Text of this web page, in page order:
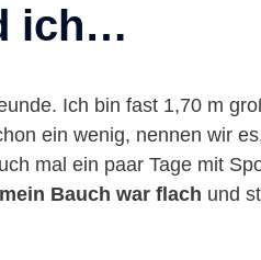
ich…
Ich bin fast 1,70 m
ein wenig, nennen wir
mal ein paar Tage mit
mein Bauch war flach und